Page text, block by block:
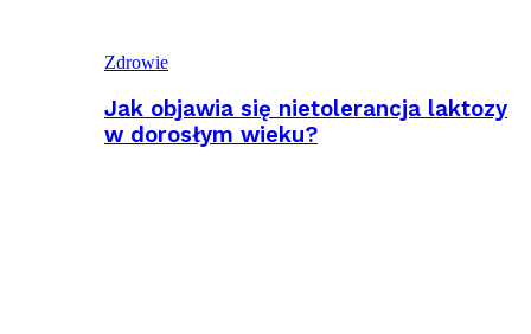
Zdrowie
Jak objawia się nietolerancja laktozy
w dorosłym wieku?